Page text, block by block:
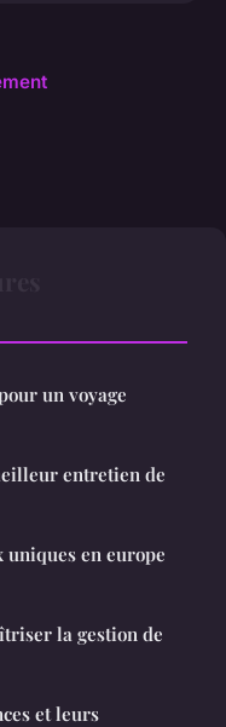
un voyage
entretien de
en europe
la gestion de
et leurs